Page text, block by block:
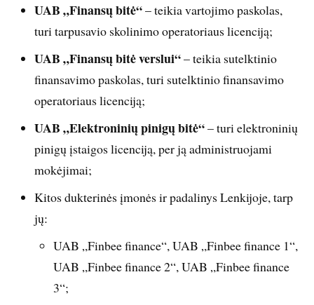
UAB „Finansų bitė“– teikia vartojimo paskolas,
turi tarpusavio skolinimo operatoriaus licenciją;
UAB „Finansų bitė verslui“– teikia sutelktinio
finansavimo paskolas, turi sutelktinio finansavimo
operatoriaus licenciją;
UAB „Elektroninių pinigų bitė“– turi elektroninių
pinigų įstaigos licenciją, per ją administruojami
mokėjimai;
Kitos dukterinės įmonės ir padalinys Lenkijoje, tarp
jų:
UAB „Finbee finance“, UAB „Finbee finance 1“,
UAB „Finbee finance 2“, UAB „Finbee finance
3“;